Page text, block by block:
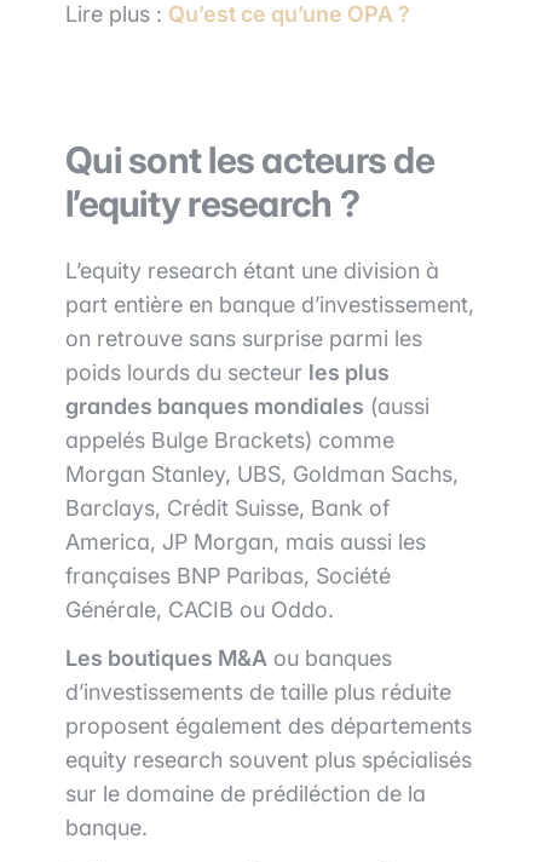
Lire plus : Qu’est ce qu’une OPA ?
Qui sont les acteurs de
l’equity research ?
L’equity research étant une division à
part entière en banque d’investissement,
on retrouve sans surprise parmi les
poids lourds du secteur les plus
grandes banques mondiales (aussi
appelés Bulge Brackets) comme
Morgan Stanley, UBS, Goldman Sachs,
Barclays, Crédit Suisse, Bank of
America, JP Morgan, mais aussi les
françaises BNP Paribas, Société
Générale, CACIB ou Oddo.
Les boutiques M&A ou banques
d’investissements de taille plus réduite
proposent également des départements
equity research souvent plus spécialisés
sur le domaine de prédiléction de la
banque.